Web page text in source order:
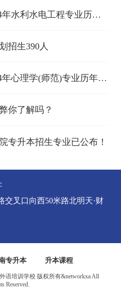
水利水电工程专业历年
招生390人
心理学(师范)专业历年录
你了解吗？
专升本招生专业已公布！
交叉口向西50米路北明天·财
专升本 升本课程
语培训学校 版权所有&networkxa All
Reserved.